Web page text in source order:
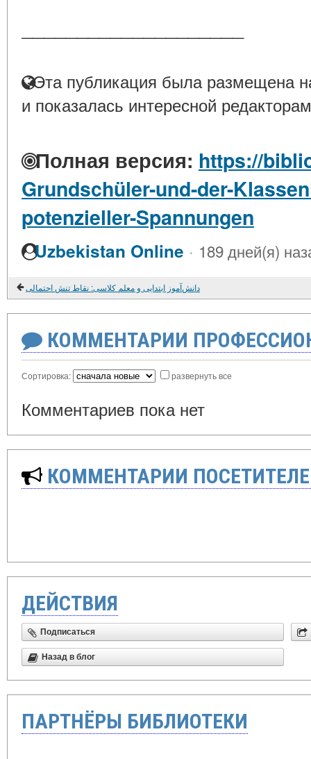
Эта публикация была размещена
и показалась интересной
Полная версия: https://
Grundschüler-und-der-
potenzieller-Spannungen
Uzbekistan Online · 189 дней(я)
دانش‌آموز ابتدایی و معلم کلاسی: نقاط تنش احتمالی
КОММЕНТАРИИ
Сортировка: развернуть все
Комментариев пока нет
КОММЕНТАРИИ
ДЕЙСТВИЯ
Подписаться
Назад в блог
ПАРТНЁРЫ БИБЛИОТЕКИ